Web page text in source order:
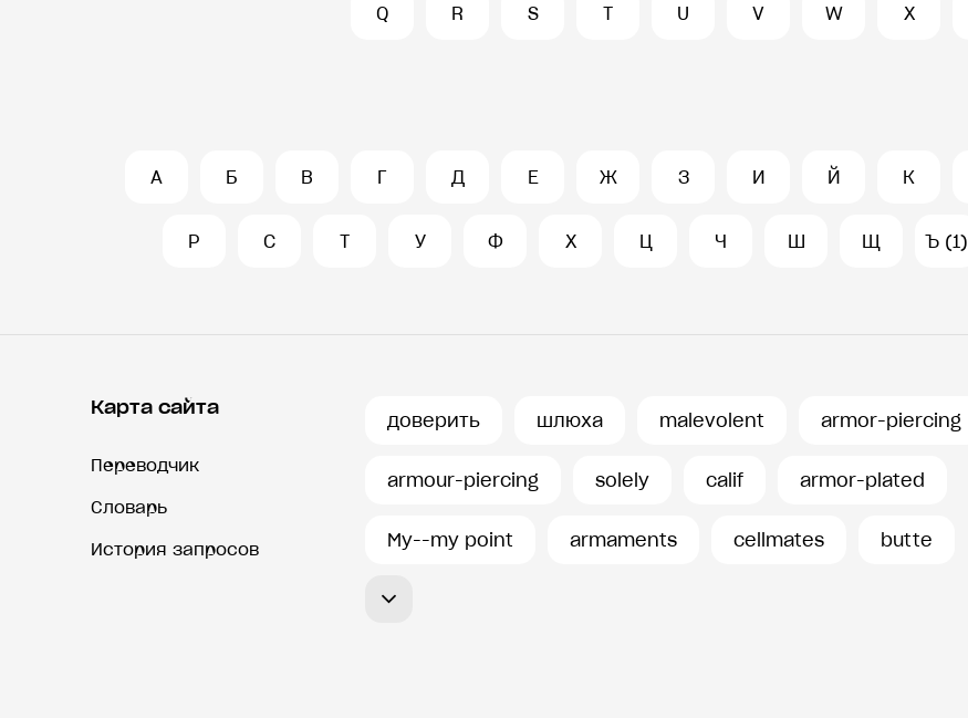
Q R S T U V W X
А Б В Г Д Е Ж З И Й К
Р С Т У Ф Х Ц Ч Ш Щ Ъ (1)
Карта сайта
Переводчик
Словарь
История запросов
доверить шлюха malevolent armor-piercing
armour-piercing solely calif armor-plated
My--my point armaments cellmates butte